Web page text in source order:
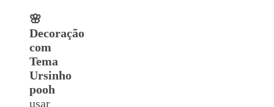
🌸
Decoração
com
Tema
Ursinho
pooh
usar